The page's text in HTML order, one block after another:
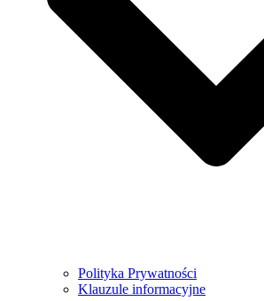
Polityka Prywatności
Klauzule informacyjne